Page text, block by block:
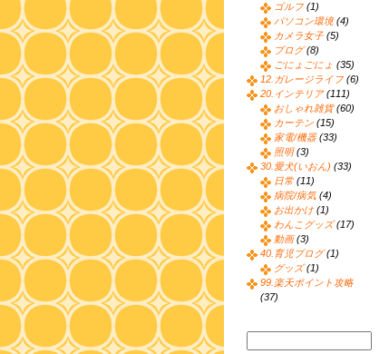
ゴルフ (1)
パソコン環境(4)
カメラ女子 (5)
ブログ(8)
ごにょごにょ (35)
12.ガレージライフ (6)
20.インテリア(111)
おしゃれ雑貨(60)
カーテン (15)
家電/機器 (33)
照明(3)
30.愛犬(いおん) (33)
日常 (11)
病院/病気 (4)
お出かけ (1)
わんこグッズ(17)
動画(3)
40.育児ブログ(1)
グッズ(1)
99.楽天ポイント攻略
(37)